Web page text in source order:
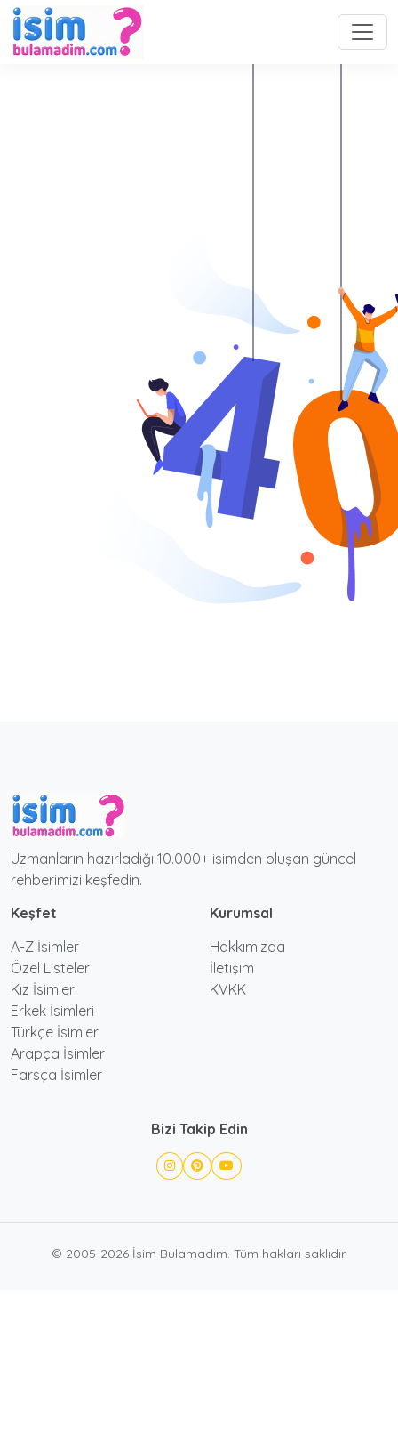
Uzmanların hazırladığı 10.000+ isimden oluşan güncel
rehberimizi keşfedin.
Keşfet
A-Z İsimler
Özel Listeler
Kız İsimleri
Erkek İsimleri
Türkçe İsimler
Arapça İsimler
Farsça İsimler
Kurumsal
Hakkımızda
İletişim
KVKK
Bizi Takip Edin
© 2005-2026 İsim Bulamadım. Tüm hakları saklıdır.